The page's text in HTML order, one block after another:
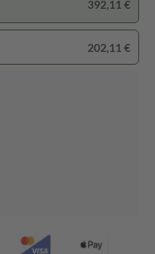
392,11 €
202,11 €